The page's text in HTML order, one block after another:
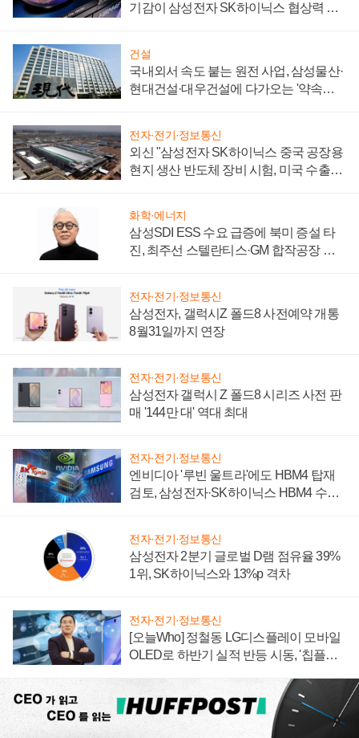
기감이 삼성전자 SK하이닉스 협상력 더
건설
국내외서 속도 붙는 원전 사업, 삼성물산·
현대건설·대우건설에 다가오는 '약속의
전자·전기·정보통신
외신 "삼성전자 SK하이닉스 중국 공장용
현지 생산 반도체 장비 시험, 미국 수출통
화학·에너지
삼성SDI ESS 수요 급증에 북미 증설 타
진, 최주선 스텔란티스·GM 합작공장 건
전자·전기·정보통신
삼성전자, 갤럭시Z 폴드8 사전예약 개통
8월31일까지 연장
전자·전기·정보통신
삼성전자 갤럭시 Z 폴드8 시리즈 사전 판
매 '144만 대' 역대 최대
전자·전기·정보통신
엔비디아 '루빈 울트라'에도 HBM4 탑재
검토, 삼성전자·SK하이닉스 HBM4 수율
전자·전기·정보통신
삼성전자 2분기 글로벌 D램 점유율 39%
1위, SK하이닉스와 13%p 격차
전자·전기·정보통신
[오늘Who] 정철동 LG디스플레이 모바일
OLED로 하반기 실적 반등 시동, '칩플레